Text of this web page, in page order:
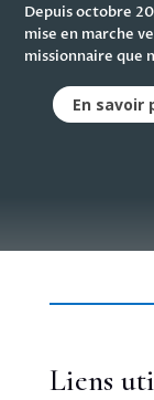
Depuis octobre
mise en marche
missionnaire que
En savoir
Liens